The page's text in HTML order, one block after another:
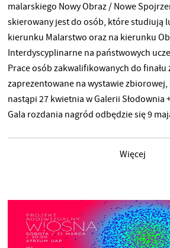
malarskiego Nowy Obraz / Nowe
skierowany jest do osób, które studiują
kierunku Malarstwo oraz na kierunku
Interdyscyplinarne na państwowych
Prace osób zakwalifikowanych do finału
zaprezentowane na wystawie
nastąpi 27 kwietnia w Galerii Słodownia
Gala rozdania nagród odbędzie się 9
Interdyscyplinarnych Uniwersytetu
Więcej